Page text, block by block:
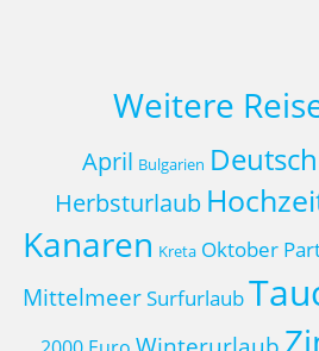
Weitere
April Bulgarien
Herbsturlaub
Kanaren Kreta Oktober
MittelmeerSurfurlaub